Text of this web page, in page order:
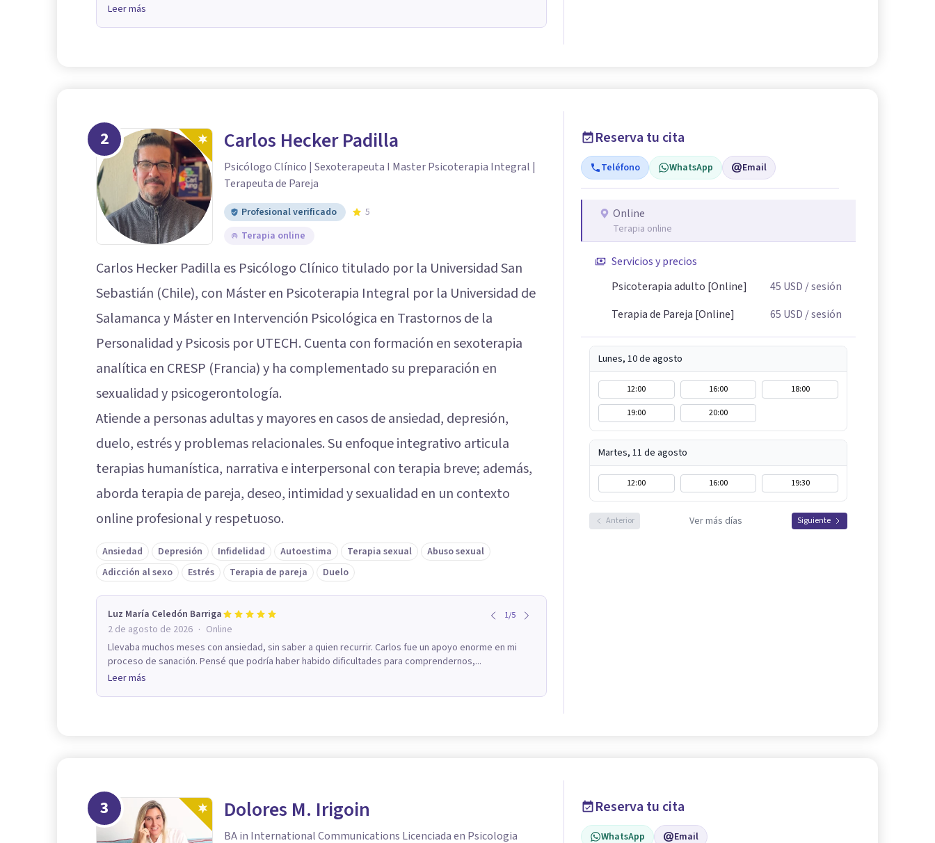
Leer más
2 Carlos Hecker Padilla
Psicólogo Clínico | Sexoterapeuta I Master Psicoterapia Integral |
Terapeuta de Pareja
Profesional verificado
5
Terapia online
Carlos Hecker Padilla es Psicólogo Clínico titulado por la Universidad San
Sebastián (Chile), con Máster en Psicoterapia Integral por la Universidad de
Salamanca y Máster en Intervención Psicológica en Trastornos de la
Personalidad y Psicosis por UTECH. Cuenta con formación en sexoterapia
analítica en CRESP (Francia) y ha complementado su preparación en
sexualidad y psicogerontología.
Atiende a personas adultas y mayores en casos de ansiedad, depresión,
duelo, estrés y problemas relacionales. Su enfoque integrativo articula
terapias humanística, narrativa e interpersonal con terapia breve; además,
aborda terapia de pareja, deseo, intimidad y sexualidad en un contexto
online profesional y respetuoso.
Ansiedad Depresión Infidelidad Autoestima Terapia sexual
Abuso sexual
Adicción al sexo
Estrés Terapia de pareja Duelo
Luz María Celedón Barriga 1/5
2 de agosto de 2026 · Online
Llevaba muchos meses con ansiedad, sin saber a quien recurrir. Carlos fue un apoyo enorme en mi
proceso de sanación. Pensé que podría haber habido dificultades para comprendernos,...
Leer más
Reserva tu cita
Teléfono WhatsApp Email
Online
Terapia online
Servicios y precios
Psicoterapia adulto [Online]
45 USD / sesión
Terapia de Pareja [Online]
65 USD / sesión
Lunes, 10 de agosto
12:00 16:00
18:00
19:00
20:00
Martes, 11 de agosto
12:00 16:00 19:30
Anterior Ver más días Siguiente
3 Dolores M. Irigoin
BA in International Communications Licenciada en Psicologia
Reserva tu cita
WhatsApp Email